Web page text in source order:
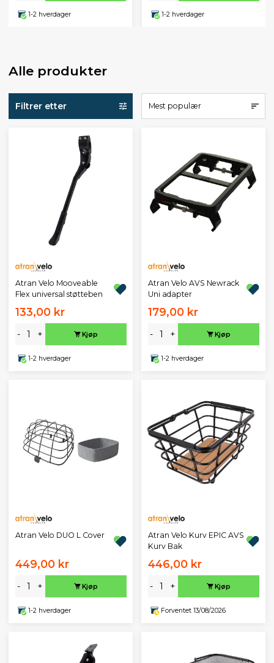
1-2 hverdager 1-2 hverdager
Alle produkter
Filtrer etter Mest populær
Atran Velo Mooveable
Flex universal støtteben
133,00 kr
- + Kjøp
1-2 hverdager
Atran Velo AVS Newrack
Uni adapter
179,00 kr
- + Kjøp
1-2 hverdager
Atran Velo DUO L Cover
449,00 kr
- + Kjøp
1-2 hverdager
Atran Velo Kurv EPIC AVS
Kurv Bak
446,00 kr
- + Kjøp
Forventet 13/08/2026